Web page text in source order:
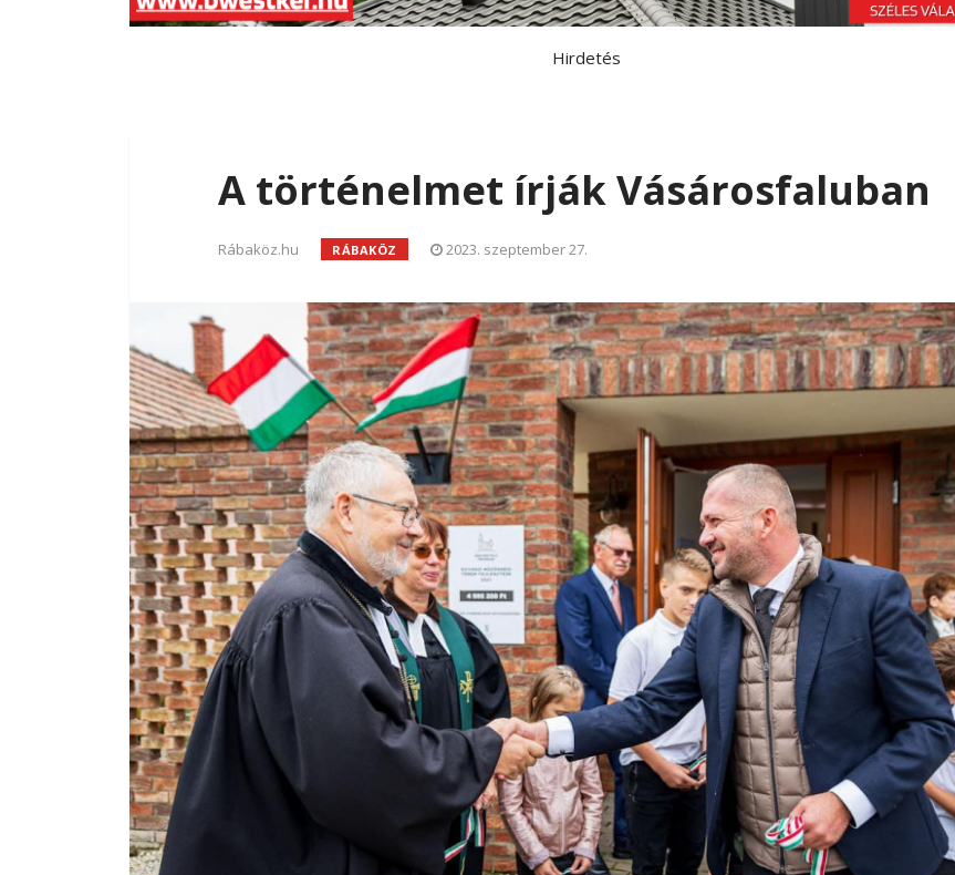
Hirdetés
A történelmet írják Vásárosfaluban
Rábaköz.hu RÁBAKÖZ 2023. szeptember 27.